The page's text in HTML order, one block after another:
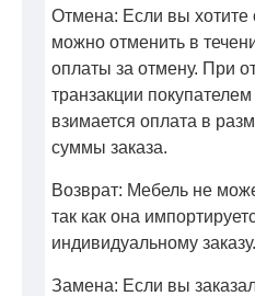
Отмена: Если вы хотите
можно отменить в
оплаты за отмену. При
транзакции
взимается оплата в
суммы заказа.
Возврат: Мебель не
так как она
индивидуальному заказу.
Замена: Если вы